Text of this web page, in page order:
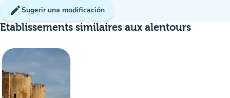
editSugerir una modificación
Etablissements similaires aux alentours